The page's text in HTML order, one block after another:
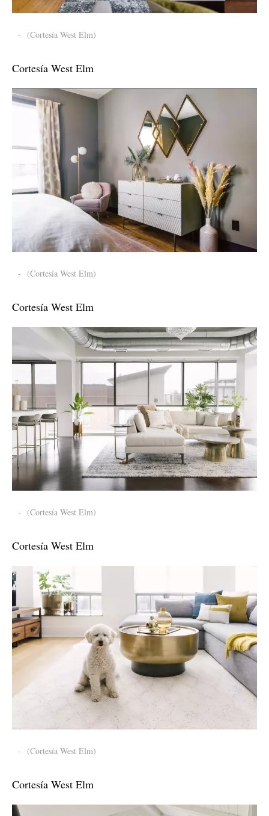
- (Cortesía West Elm)
Cortesía West Elm
- (Cortesía West Elm)
Cortesía West Elm
- (Cortesía West Elm)
Cortesía West Elm
- (Cortesía West Elm)
Cortesía West Elm